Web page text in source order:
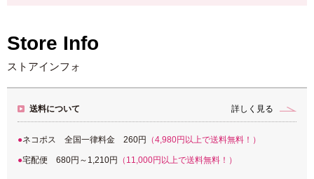
Store Info
ストアインフォ
送料について 詳しく見る
ネコポス 全国一律料金 260円 （4,980円以上で送料無料！）
宅配便 680円～1,210円 （11,000円以上で送料無料！）